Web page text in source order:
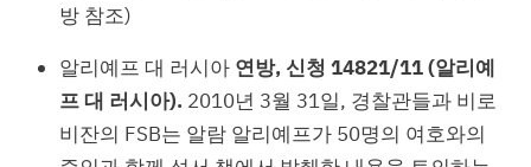
방 참조)
알리예프 대 러시아 연방, 신청 14821/11 (알리예
프 대 러시아). 2010년 3월 31일, 경찰관들과 비로
비잔의 FSB는 알람 알리예프가 50명의 여호와의